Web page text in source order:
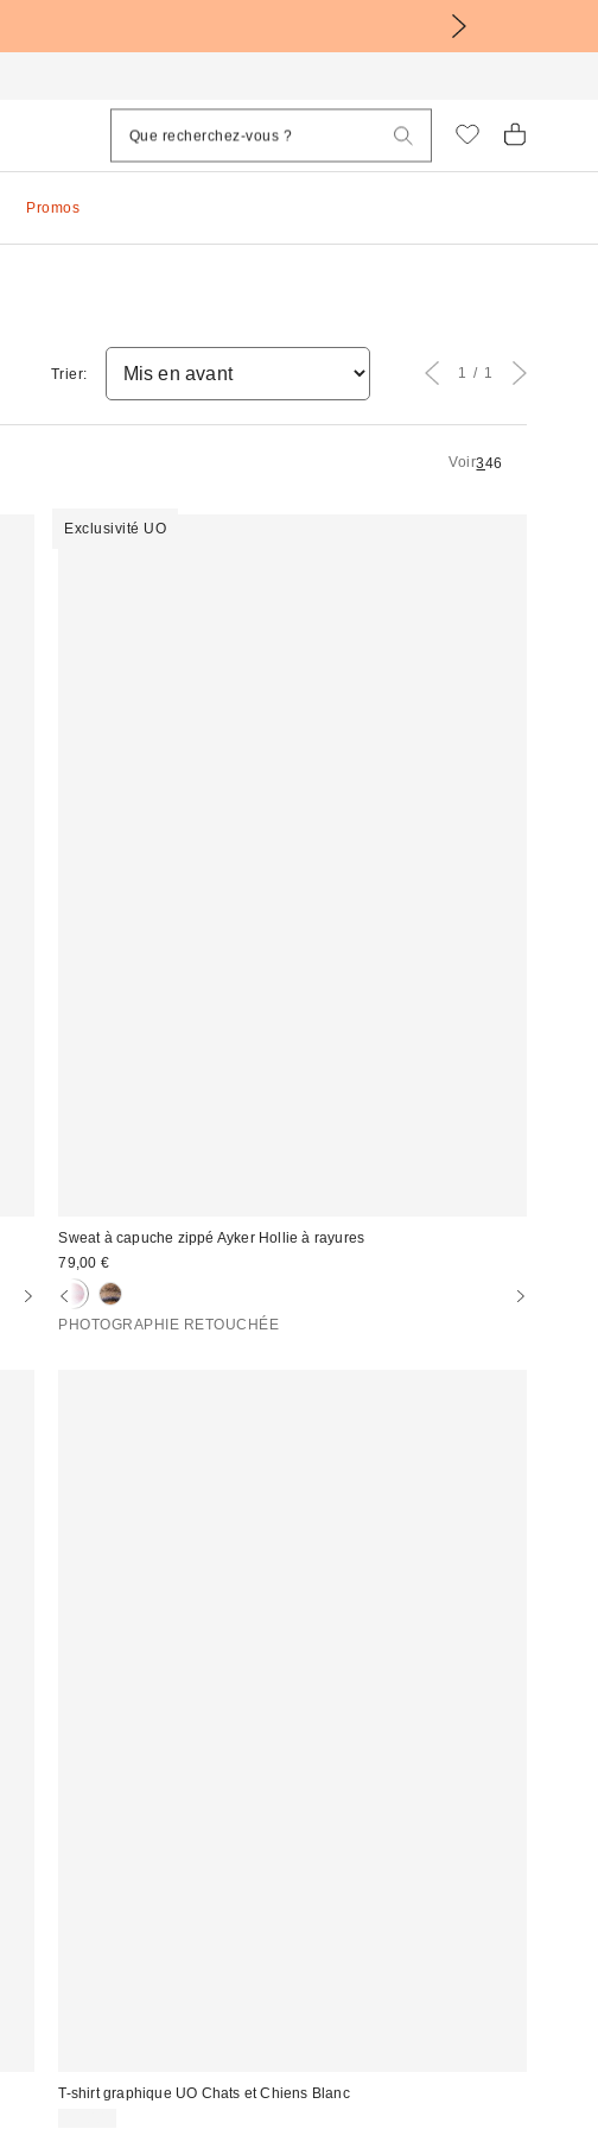
Promos
Voir346
Trier: 1 1
Exclusivité UO
Sweat à capuche zippé Ayker Hollie à rayures
79,00 €
PHOTOGRAPHIE RETOUCHÉE
T-shirt graphique UO Chats et Chiens Blanc